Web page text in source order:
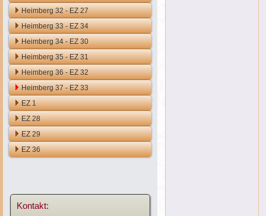
Heimberg 32 - EZ 27
Heimberg 33 - EZ 34
Heimberg 34 - EZ 30
Heimberg 35 - EZ 31
Heimberg 36 - EZ 32
Heimberg 37 - EZ 33
EZ 1
EZ 28
EZ 29
EZ 36
Kontakt: